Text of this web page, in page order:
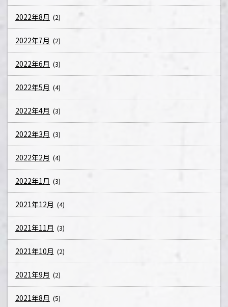
2022年8月 (2)
2022年7月 (2)
2022年6月 (3)
2022年5月 (4)
2022年4月 (3)
2022年3月 (3)
2022年2月 (4)
2022年1月 (3)
2021年12月 (4)
2021年11月 (3)
2021年10月 (2)
2021年9月 (2)
2021年8月 (5)